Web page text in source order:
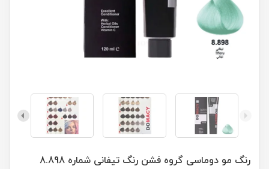
رنگ مو دوماسی گروه فشن رنگ تیفانی شماره 8.898